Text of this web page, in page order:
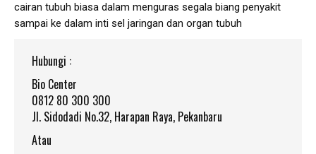
cairan tubuh biasa dalam menguras segala biang penyakit
sampai ke dalam inti sel jaringan dan organ tubuh
Hubungi :
Bio Center
0812 80 300 300
Jl. Sidodadi No.32, Harapan Raya, Pekanbaru
Atau